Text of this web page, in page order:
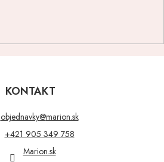
KONTAKT
objednavky@marion.sk
+421 905 349 758
Marion.sk